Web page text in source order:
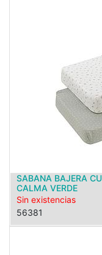
SABANA BAJERA
CALMA VERDE
Sin existencias
56381